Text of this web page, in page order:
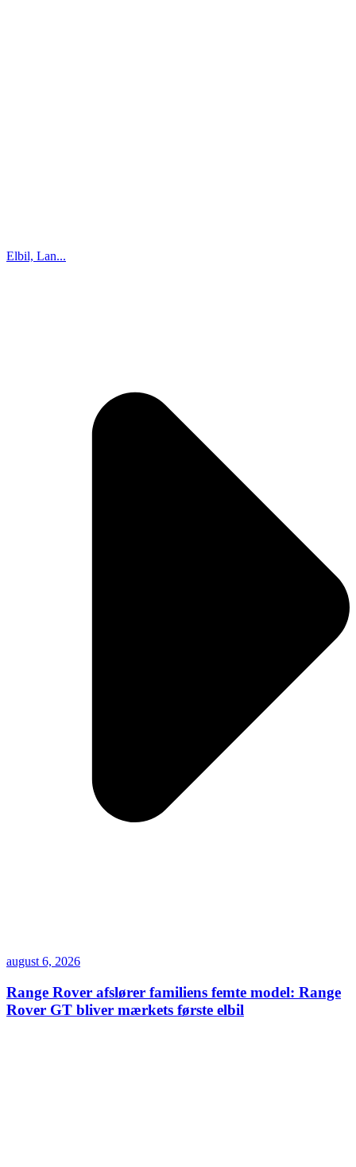
Elbil, Lan...
august 6, 2026
Range Rover afslører familiens femte model: Range
Rover GT bliver mærkets første elbil